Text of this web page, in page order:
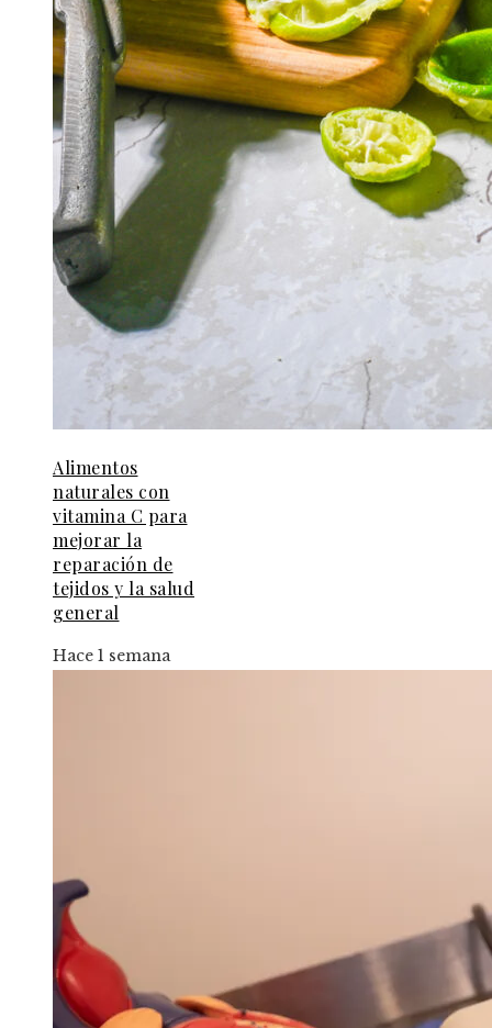
Alimentos
naturales con
vitamina C para
mejorar la
reparación de
tejidos y la salud
general
Hace 1 semana